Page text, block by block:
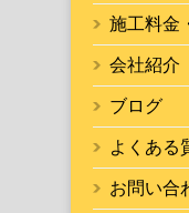
施工料金
会社紹介
ブログ
よくある
お問い合